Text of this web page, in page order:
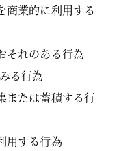
商業的に利用する
それのある行為
る行為
または蓄積する行
用する行為